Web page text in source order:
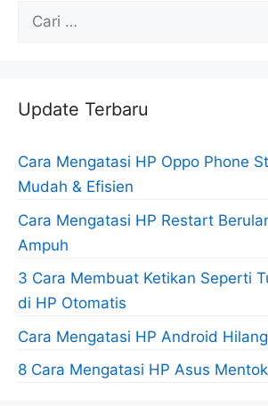
Cari
Update Terbaru
Cara Mengatasi HP Oppo Phone
Mudah & Efisien
Cara Mengatasi HP Restart
Ampuh
3 Cara Membuat Ketikan Seperti
di HP Otomatis
Cara Mengatasi HP Android
8 Cara Mengatasi HP Asus